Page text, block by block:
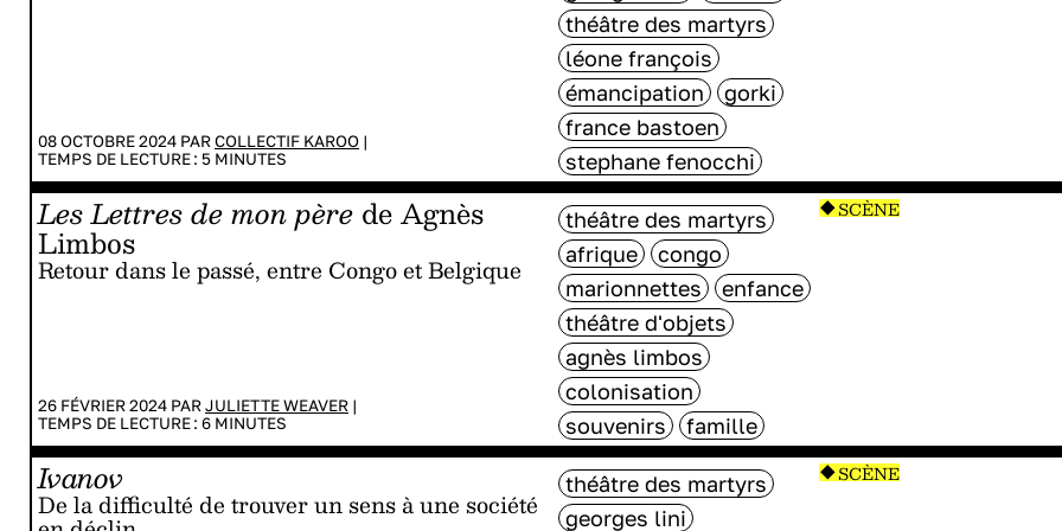
08 OCTOBRE 2024 PARCOLLECTIF KAROO |
TEMPS DE LECTURE : 5 MINUTES
théâtre des martyrs
léone françois
émancipation
gorki
france bastoen
stephane fenocchi
Les Lettres de mon père de Agnès
Limbos
Retour dans le passé, entre Congo et Belgique
26 FÉVRIER 2024 PARJULIETTE WEAVER |
TEMPS DE LECTURE : 6 MINUTES
théâtre des martyrs
afrique
congo
marionnettes
enfance
théâtre d'objets
agnès limbos
colonisation
souvenirs
famille
SCÈNE
Ivanov
De la difficulté de trouver un sens à une société
théâtre des martyrs
georges lini
SCÈNE